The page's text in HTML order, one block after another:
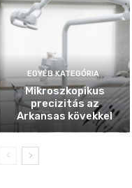
EGYÉB KATEGÓRIA
Mikroszkopikus
precizitás az
Arkansas kövekkel